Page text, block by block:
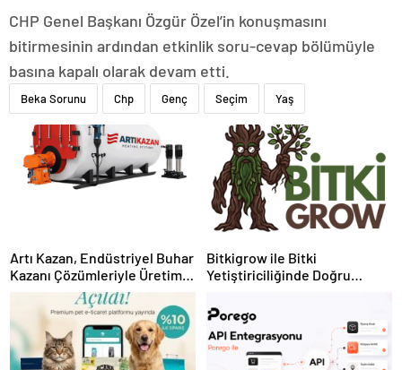
CHP Genel Başkanı Özgür Özel’in konuşmasını
bitirmesinin ardından etkinlik soru-cevap bölümüyle
basına kapalı olarak devam etti.
Beka Sorunu Chp Genç Seçim Yaş
Artı Kazan, Endüstriyel Buhar
Kazanı Çözümleriyle Üretim
Tesislerine Verimli Sistemler
Sunuyor
Bitkigrow ile Bitki
Yetiştiriciliğinde Doğru